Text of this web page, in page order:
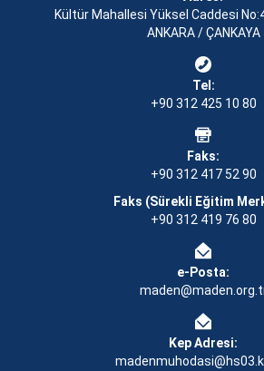
Kültür Mahallesi Yüksel Caddesi
ANKARA / ÇANKAYA
Tel:
+90 312 425 10 80
Faks:
+90 312 417 52 90
Faks (Sürekli Eğitim
+90 312 419 76 80
e-Posta:
Kep Adresi: